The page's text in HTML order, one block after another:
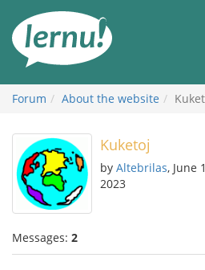
the
content
Forum About the website
Kuketoj
by Altebrilas, June
2023
Messages: 2